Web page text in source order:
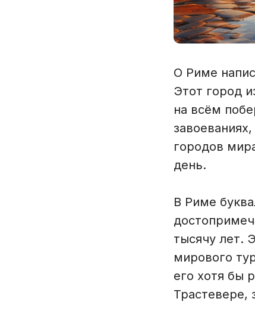
О Риме
Этот город
на всём
городов
день.
В Риме
тысячу лет.
мирового
его хотя бы
Трастевере,